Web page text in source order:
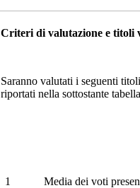
Criteri di valutazione e titoli
Saranno valutati i seguenti
riportati nella sottostante
1 Media dei voti